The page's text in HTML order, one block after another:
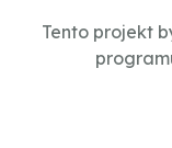
Tento projekt